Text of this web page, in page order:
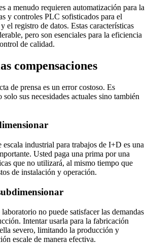
a menudo requieren automatización para la
y controles PLC sofisticados para el
el registro de datos. Estas características
pero son esenciales para la eficiencia
de calidad.
compensaciones
de prensa es un error costoso. Es
sus necesidades actuales sino también
escala industrial para trabajos de I+D es una
Usted paga una prima por una
que no utilizará, al mismo tiempo que
de instalación y operación.
no puede satisfacer las demandas
Intentar usarla para la fabricación
severo, limitando la producción y
escale de manera efectiva.